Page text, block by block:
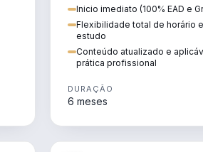
e comunicação persuasiva.
Inicio imediato (100% EAD e
Flexibilidade total de horário
estudo
Conteúdo atualizado e
prática profissional
DURAÇÃO
6 meses